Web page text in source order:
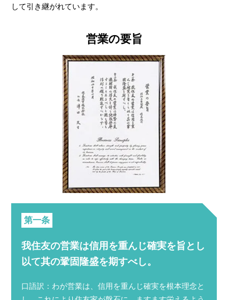
して引き継がれています。
営業の要旨
第一条
我住友の営業は信用を重んじ確実を旨とし
以て其の鞏固隆盛を期すべし。
口語訳：わが営業は、信用を重んじ確実を根本理念と